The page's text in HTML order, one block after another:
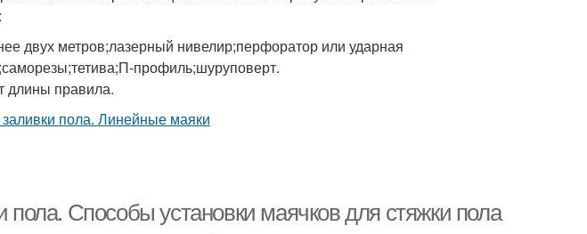
двух метров;лазерный нивелир;перфоратор или ударная
профиль;шуруповерт.
длины правила.
Способы установки маячков для стяжки пола